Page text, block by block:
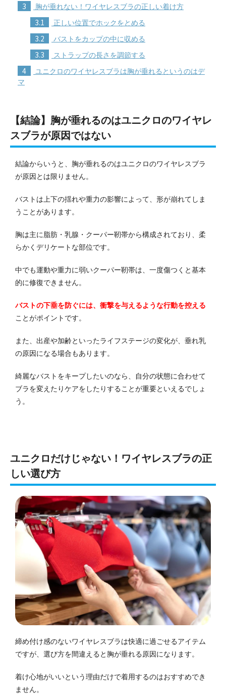
3 胸が垂れない！ワイヤレスブラの正しい着け方
3.1 正しい位置でホックをとめる
3.2 バストをカップの中に収める
3.3 ストラップの長さを調節する
4
ユニクロのワイヤレスブラは胸が垂れるというのはデ
マ
【結論】胸が垂れるのはユニクロのワイヤレ
スブラが原因ではない
結論からいうと、胸が垂れるのはユニクロのワイヤレスブラ
が原因とは限りません。
バストは上下の揺れや重力の影響によって、形が崩れてしま
うことがあります。
胸は主に脂肪・乳腺・クーパー靭帯から構成されており、柔
らかくデリケートな部位です。
中でも運動や重力に弱いクーパー靭帯は、一度傷つくと基本
的に修復できません。
バストの下垂を防ぐには、衝撃を与えるような行動を控える
ことがポイントです。
また、出産や加齢といったライフステージの変化が、垂れ乳
の原因になる場合もあります。
綺麗なバストをキープしたいのなら、自分の状態に合わせて
ブラを変えたりケアをしたりすることが重要といえるでしょ
う。
ユニクロだけじゃない！ワイヤレスブラの正
しい選び方
締め付け感のないワイヤレスブラは快適に過ごせるアイテム
ですが、選び方を間違えると胸が垂れる原因になります。
着け心地がいいという理由だけで着用するのはおすすめでき
ません。